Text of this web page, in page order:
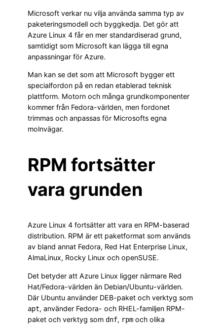
Microsoft verkar nu vilja använda samma typ av
paketeringsmodell och byggkedja. Det gör att
Azure Linux 4 får en mer standardiserad grund,
samtidigt som Microsoft kan lägga till egna
anpassningar för Azure.
Man kan se det som att Microsoft bygger ett
specialfordon på en redan etablerad teknisk
plattform. Motorn och många grundkomponenter
kommer från Fedora-världen, men fordonet
trimmas och anpassas för Microsofts egna
molnvägar.
RPM fortsätter
vara grunden
Azure Linux 4 fortsätter att vara en RPM-baserad
distribution. RPM är ett paketformat som används
av bland annat Fedora, Red Hat Enterprise Linux,
AlmaLinux, Rocky Linux och openSUSE.
Det betyder att Azure Linux ligger närmare Red
Hat/Fedora-världen än Debian/Ubuntu-världen.
Där Ubuntu använder DEB-paket och verktyg som
apt, använder Fedora- och RHEL-familjen RPM-
paket och verktyg som dnf, rpm och olika